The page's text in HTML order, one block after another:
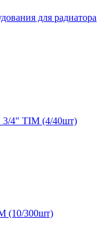
для радиатора
4" TIM (4/40шт)
(10/300шт)